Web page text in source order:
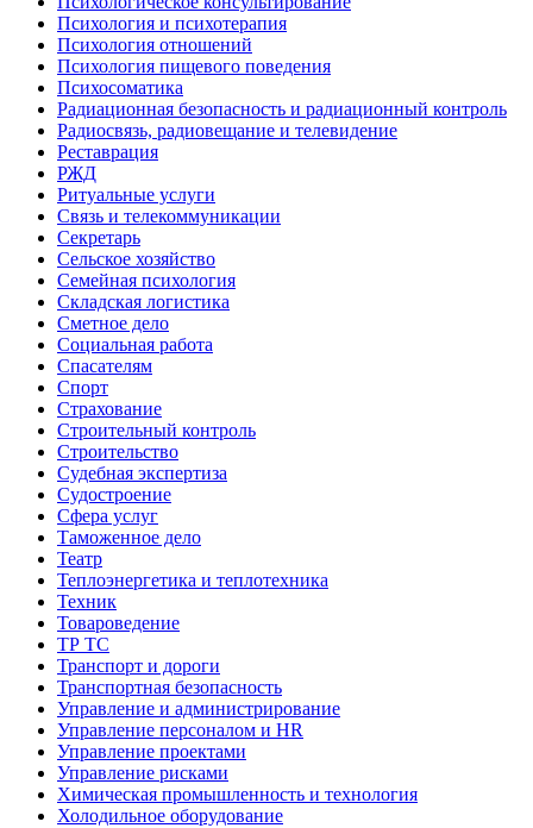
Психология и психотерапия
Психология отношений
Психология пищевого поведения
Психосоматика
Радиационная безопасность и радиационный контроль
Радиосвязь, радиовещание и телевидение
Реставрация
РЖД
Ритуальные услуги
Связь и телекоммуникации
Секретарь
Сельское хозяйство
Семейная психология
Складская логистика
Сметное дело
Социальная работа
Спасателям
Спорт
Страхование
Строительный контроль
Строительство
Судебная экспертиза
Судостроение
Сфера услуг
Таможенное дело
Театр
Теплоэнергетика и теплотехника
Техник
Товароведение
ТР ТС
Транспорт и дороги
Транспортная безопасность
Управление и администрирование
Управление персоналом и HR
Управление проектами
Управление рисками
Химическая промышленность и технология
Холодильное оборудование